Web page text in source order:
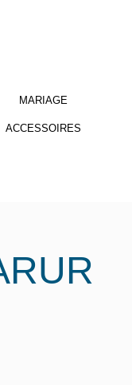
MARIAGE
ACCESSOIRES